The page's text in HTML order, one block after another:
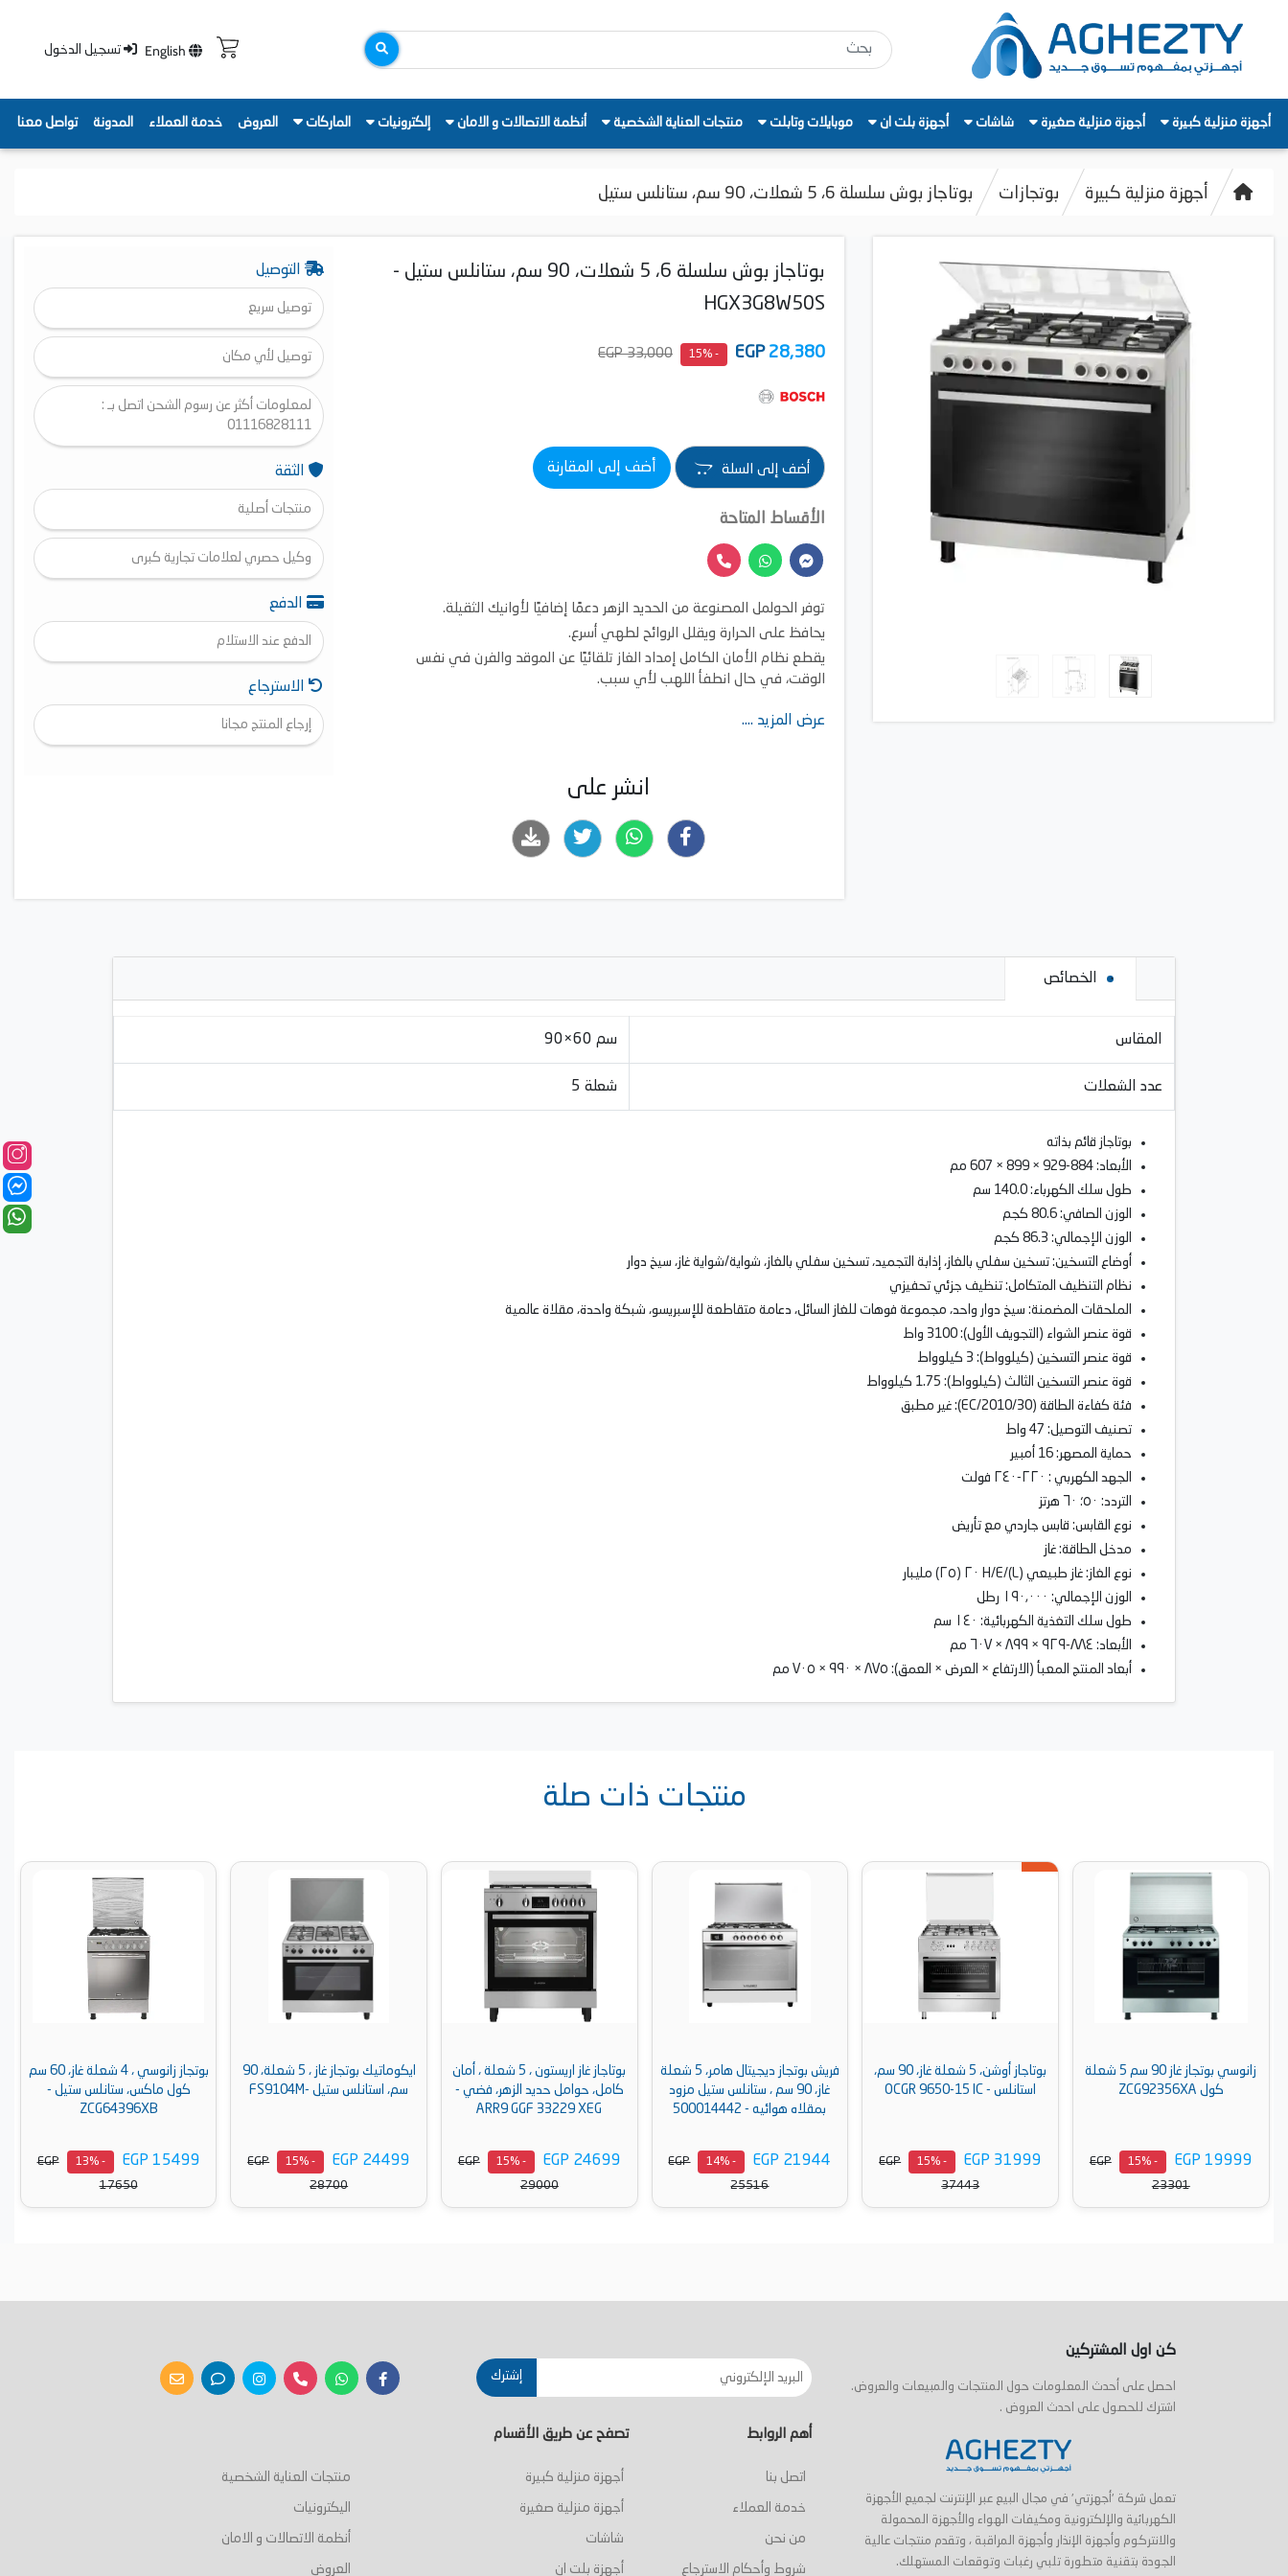
English تسجيل الدخول
أجهزة منزلية كبيرة أجهزة منزلية صغيرة شاشات أجهزة بلت ان موبايلات وتابلت منتجات العناية الشخصية أنظمة الاتصالات و الامان إلكترونيات الماركات العروض خدمة العملاء المدونة تواصل معنا
أجهزة منزلية كبيرة بوتجازات بوتاجاز بوش سلسلة 6، 5 شعلات، 90 سم، ستانلس ستيل
بوتاجاز بوش سلسلة 6، 5 شعلات، 90 سم، ستانلس ستيل -
HGX3G8W50S
28,380
EGP
- 15%
33,000 EGP
أضف إلى السلة أضف إلى المقارنة
الأقساط المتاحة
توفر الحولمل المصنوعة من الحديد الزهر دعمًا إضافيًا لأوانيك الثقيلة.
يحافظ على الحرارة ويقلل الروائح لطهي أسرع.
يقطع نظام الأمان الكامل إمداد الغاز تلقائيًا عن الموقد والفرن في نفس
الوقت، في حال انطفأ اللهب لأي سبب.
وجبات أكبر لعائلتك وضيوفك.
عرض المزيد ....
انشر على
التوصيل
توصيل سريع
توصيل لأي مكان
لمعلومات أكثر عن رسوم الشحن اتصل بـ :
01116828111
الثقة
منتجات أصلية
وكيل حصري لعلامات تجارية كبرى
الدفع
الدفع عند الاستلام
الاسترجاع
إرجاع المنتج مجانا
الخصائص
المقاس 90×60 سم
عدد الشعلات 5 شعلة
بوتاجاز قائم بذاته
الأبعاد: 884-929 × 899 × 607 مم
طول سلك الكهرباء: 140.0 سم
الوزن الصافي: 80.6 كجم
الوزن الإجمالي: 86.3 كجم
أوضاع التسخين: تسخين سفلي بالغاز، إذابة التجميد، تسخين سفلي بالغاز، شواية/شواية غاز، سيخ دوار
نظام التنظيف المتكامل: تنظيف جزئي تحفيزي
الملحقات المضمنة: سيخ دوار واحد، مجموعة فوهات للغاز السائل، دعامة متقاطعة للإسبريسو، شبكة واحدة، مقلاة عالمية
قوة عنصر الشواء (التجويف الأول): 3100 واط
قوة عنصر التسخين (كيلوواط): 3 كيلوواط
قوة عنصر التسخين الثالث (كيلوواط): 1.75 كيلوواط
فئة كفاءة الطاقة (2010/30/EC): غير مطبق
تصنيف التوصيل: 47 واط
حماية المصهر: 16 أمبير
الجهد الكهربي : ٢٢٠-٢٤٠ فولت
التردد: ٥٠؛ ٦٠ هرتز
نوع القابس: قابس جاردي مع تأريض
مدخل الطاقة: غاز
نوع الغاز: غاز طبيعي H/E/(L) ٢٠ (٢٥) مليبار
الوزن الإجمالي: ١٩٠,٠٠٠ رطل
طول سلك التغذية الكهربائية: ١٤٠ سم
الأبعاد: ٨٨٤-٩٢٩ × ٨٩٩ × ٦٠٧ مم
أبعاد المنتج المعبأ (الارتفاع × العرض × العمق): ٨٧٥ × ٩٩٠ × ٧٠٥ مم
منتجات ذات صلة
زانوسي بوتجاز غاز 90 سم 5 شعلة
بوتاجاز أوشن، 5 شعلة غاز، 90 سم،
استانلس - OCGR 9650-15 IC
EGP 31999
- 15%
فريش بوتجاز ديجيتال هامر، 5 شعلة
غاز، 90 سم ، ستانلس ستيل مزود
EGP 21944
- 14%
بوتاجاز غاز اريستون ، 5 شعلة ، أمان
كامل، حوامل حديد الزهر، فضي -
ARR9 GGF 33229 XEG
EGP 24699
- 15%
ايكوماتيك بوتجاز غاز ، 5 شعلة، 90
سم، استانلس ستيل -FS9104M
EGP 24499
- 15%
بوتجاز زانوسي ، 4 شعلة غاز، 60 سم
كول ماكس، ستانلس ستيل -
EGP 15499
- 13%
ستانلس ستيل - Supe 6400
EGP 13759
- 15%
كن اول المشتركين
احصل على أحدث المعلومات حول المنتجات والمبيعات والعروض.
اشترك للحصول على احدث العروض .
إشترك
تعمل شركة 'أجهزتي' في مجال البيع عبر الإنترنت لجميع الأجهزة
الكهربائية والإلكترونية ومكيفات الهواء والأجهزة المحمولة
والانتركوم وأجهزة الإنذار وأجهزة المراقبة ، وتقدم منتجات عالية
الجودة بتقنية متطورة تلبي رغبات وتوقعات المستهلك.
أهم الروابط
اتصل بنا
خدمة العملاء
من نحن
شروط وأحكام الاسترجاع
تصفح عن طريق الأقسام
أجهزة منزلية كبيرة
أجهزة منزلية صغيرة
شاشات
أجهزة بلت ان
منتجات العناية الشخصية
اليكترونيات
أنظمة الاتصالات و الامان
العروض